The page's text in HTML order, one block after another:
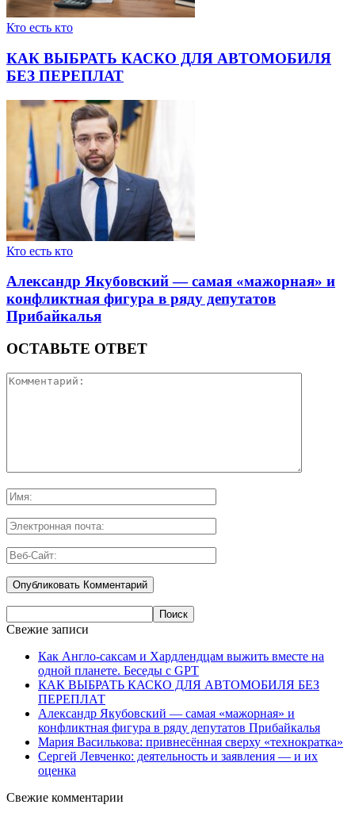
Кто есть кто
КАК ВЫБРАТЬ КАСКО ДЛЯ АВТОМОБИЛЯ
БЕЗ ПЕРЕПЛАТ
Кто есть кто
Александр Якубовский — самая «мажорная» и
конфликтная фигура в ряду депутатов
Прибайкалья
ОСТАВЬТЕ ОТВЕТ
Свежие записи
Как Англо-саксам и Хардлендцам выжить вместе на
одной планете. Беседы с GPT
КАК ВЫБРАТЬ КАСКО ДЛЯ АВТОМОБИЛЯ БЕЗ
ПЕРЕПЛАТ
Александр Якубовский — самая «мажорная» и
конфликтная фигура в ряду депутатов Прибайкалья
Мария Василькова: привнесённая сверху «технократка»
Сергей Левченко: деятельность и заявления — и их
оценка
Свежие комментарии